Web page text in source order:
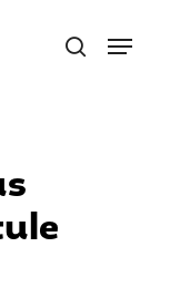
search
Menu